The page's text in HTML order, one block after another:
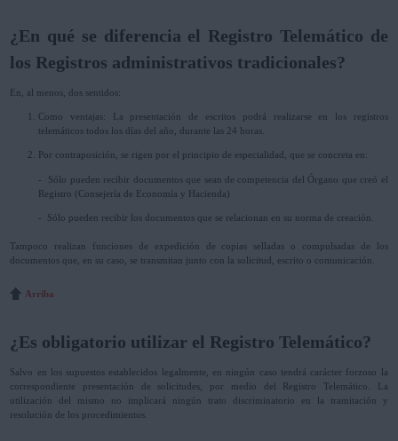
¿En qué se diferencia el Registro Telemático de
los Registros administrativos tradicionales?
En, al menos, dos sentidos:
Como ventajas: La presentación de escritos podrá realizarse en los registros
telemáticos todos los días del año, durante las 24 horas.
Por contraposición, se rigen por el principio de especialidad, que se concreta en:
- Sólo pueden recibir documentos que sean de competencia del Órgano que creó el
Registro (Consejería de Economía y Hacienda)
- Sólo pueden recibir los documentos que se relacionan en su norma de creación.
Tampoco realizan funciones de expedición de copias selladas o compulsadas de los
documentos que, en su caso, se transmitan junto con la solicitud, escrito o comunicación.
Arriba
¿Es obligatorio utilizar el Registro Telemático?
Salvo en los supuestos establecidos legalmente, en ningún caso tendrá carácter forzoso la
correspondiente presentación de solicitudes, por medio del Registro Telemático. La
utilización del mismo no implicará ningún trato discriminatorio en la tramitación y
resolución de los procedimientos.